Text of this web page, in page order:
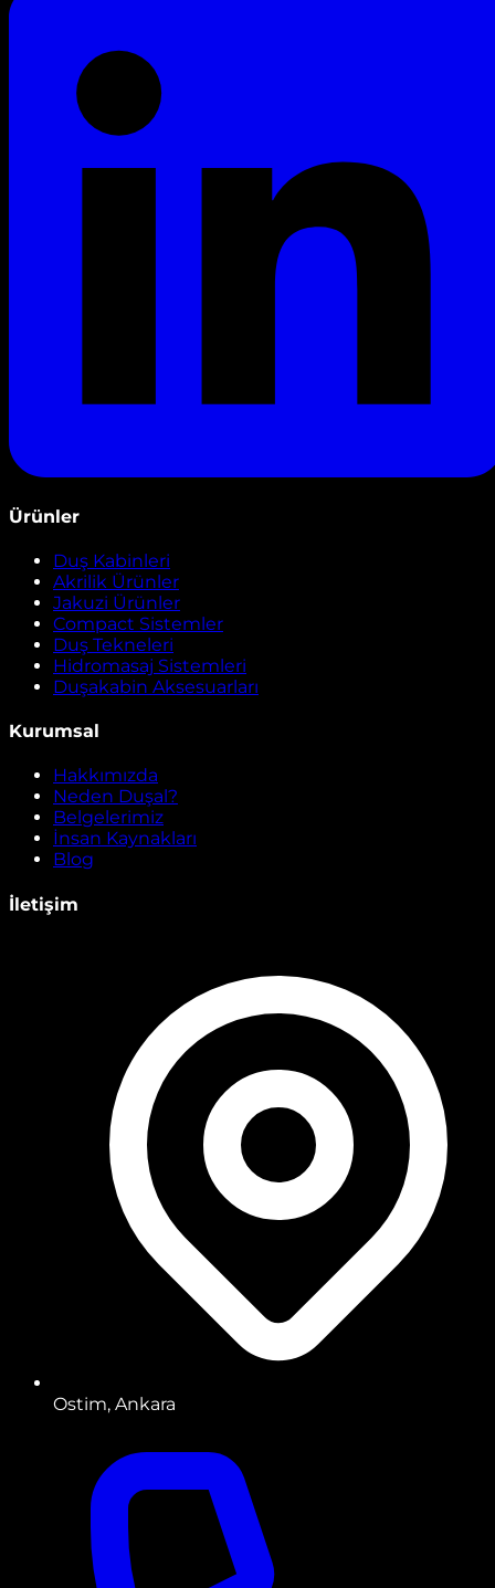
Ürünler
Duş Kabinleri
Akrilik Ürünler
Jakuzi Ürünler
Compact Sistemler
Duş Tekneleri
Hidromasaj Sistemleri
Duşakabin Aksesuarları
Kurumsal
Hakkımızda
Neden Duşal?
Belgelerimiz
İnsan Kaynakları
Blog
İletişim
Ostim, Ankara